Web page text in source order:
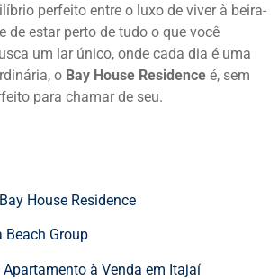
perfeito entre o luxo de viver à beira-
de estar perto de tudo o que você
um lar único, onde cada dia é uma
o Bay House Residence é, sem
para chamar de seu.
Bay House Residence
Beach Group
Apartamento à Venda em Itajaí